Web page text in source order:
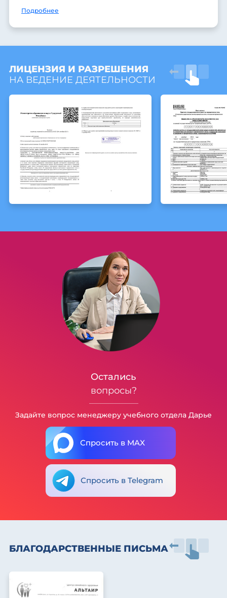
Подробнее
ЛИЦЕНЗИЯ И РАЗРЕШЕНИЯ
НА ВЕДЕНИЕ ДЕЯТЕЛЬНОСТИ
Остались
вопросы?
Задайте вопрос менеджеру учебного отдела Дарье
Спросить в MAX
Спросить в Telegram
БЛАГОДАРСТВЕННЫЕ ПИСЬМА